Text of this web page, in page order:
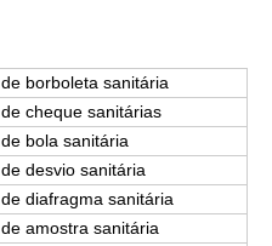
borboleta sanitária
cheque sanitárias
bola sanitária
desvio sanitária
diafragma sanitária
amostra sanitária